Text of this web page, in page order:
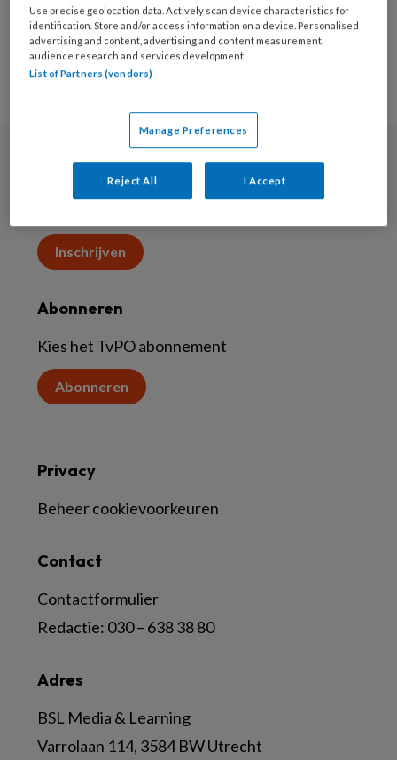
bij de hulpverleners is daarbij van groot belang.
Nieuwsbrief
Inschrijven
Abonneren
Kies het TvPO abonnement
Abonneren
Adres
BSL Media & Learning
Varrolaan 114, 3584 BW Utrecht
Contact
Contactformulier
Redactie: 030 – 638 38 80
Privacy
Beheer cookievoorkeuren
Use precise geolocation data. Actively scan device characteristics for
identification. Store and/or access information on a device. Personalised
advertising and content, advertising and content measurement,
audience research and services development.
List of Partners (vendors)
Manage Preferences
Reject All I Accept